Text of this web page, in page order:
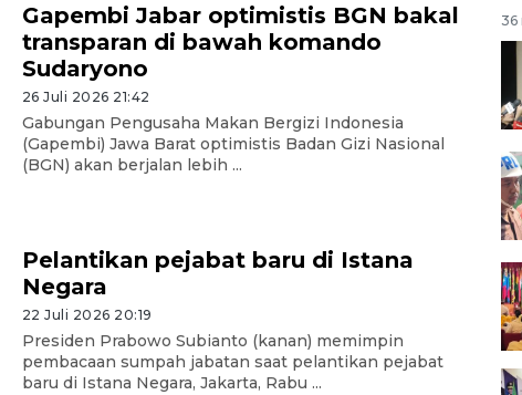
Gapembi Jabar optimistis BGN bakal
transparan di bawah komando
Sudaryono
26 Juli 2026 21:42
Gabungan Pengusaha Makan Bergizi Indonesia
(Gapembi) Jawa Barat optimistis Badan Gizi Nasional
(BGN) akan berjalan lebih ...
Pelantikan pejabat baru di Istana
Negara
22 Juli 2026 20:19
Presiden Prabowo Subianto (kanan) memimpin
pembacaan sumpah jabatan saat pelantikan pejabat
baru di Istana Negara, Jakarta, Rabu ...
36